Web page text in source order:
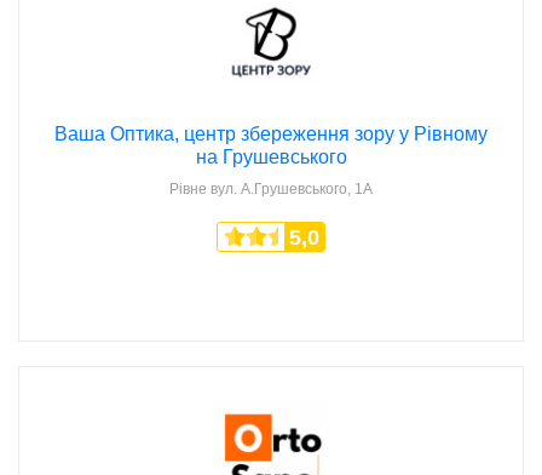
Ваша Оптика, центр збереження зору у Рівному
на Грушевського
Рівне вул. А.Грушевського, 1А
5,0